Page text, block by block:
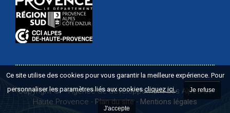
Copyright ©-Agence de développement des Alpes de
Haute Provence - Plan du site- Mentions légales
Ce site utilise des cookies pour vous garantir la meilleure expérience. Pour
personnaliser les paramètres liés aux cookiescliquez ici. Je refuse
J'accepte